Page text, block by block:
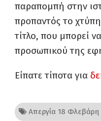
παραπομπή στην
προπαντός το
τίτλο, που μπορεί
προσωπικού της
Είπατε τίποτα για
Απεργία 18 Φλεβάρη